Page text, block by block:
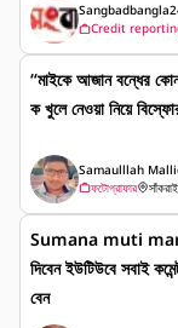
Credit
“মাইকে আজান বন্ধের
ক খুলে নেওয়া নিয়ে
Samaulllah
ফটোগ্রাফার
Sumana muti mam
দিবেন ইউটিউবে সবাই কমেন্ট করবেন এবং সাবস্ক্রাইব লাইক কর
বেন